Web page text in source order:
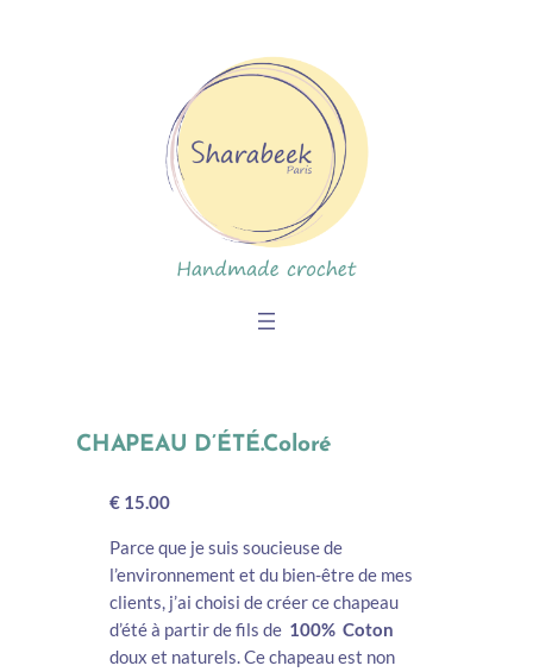
CHAPEAU D’ÉTÉ.Coloré
€ 15.00
Parce que je suis soucieuse de
l’environnement et du bien-être de mes
clients, j’ai choisi de créer ce chapeau
d’été à partir de fils de 100% Coton
doux et naturels. Ce chapeau est non